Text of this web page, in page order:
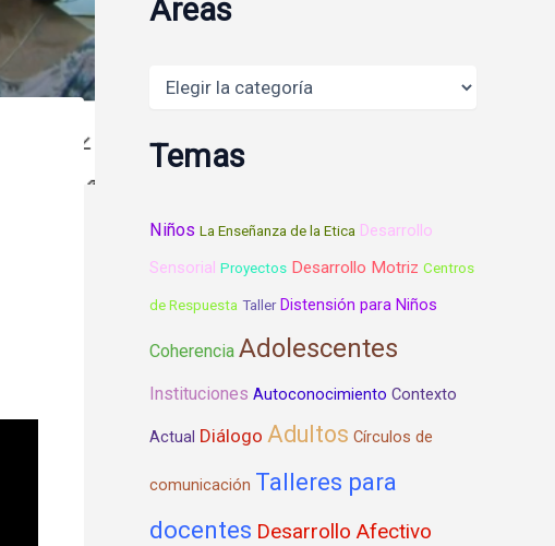
Areas
Temas
Niños La Enseñanza de la Etica Desarrollo
Sensorial Proyectos Desarrollo Motriz Centros
de Respuesta Taller Distensión para Niños
Coherencia Adolescentes
Instituciones Autoconocimiento Contexto
Actual Diálogo Adultos Círculos de
comunicación Talleres para
docentes Desarrollo Afectivo